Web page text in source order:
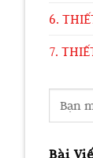
6.
7.
Bài